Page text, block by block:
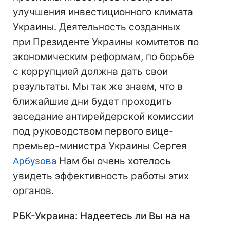
улучшения инвестиционного климата
Украины. Деятельность созданных
при Президенте Украины комитетов по
экономическим реформам, по борьбе
с коррупцией должна дать свои
результаты. Мы так же знаем, что в
ближайшие дни будет проходить
заседание антирейдерской комиссии
под руководством первого вице-
премьер-министра Украины Сергея
Арбузова Нам бы очень хотелось
увидеть эффективность работы этих
органов.
РБК-Украина: Надеетесь ли Вы на на